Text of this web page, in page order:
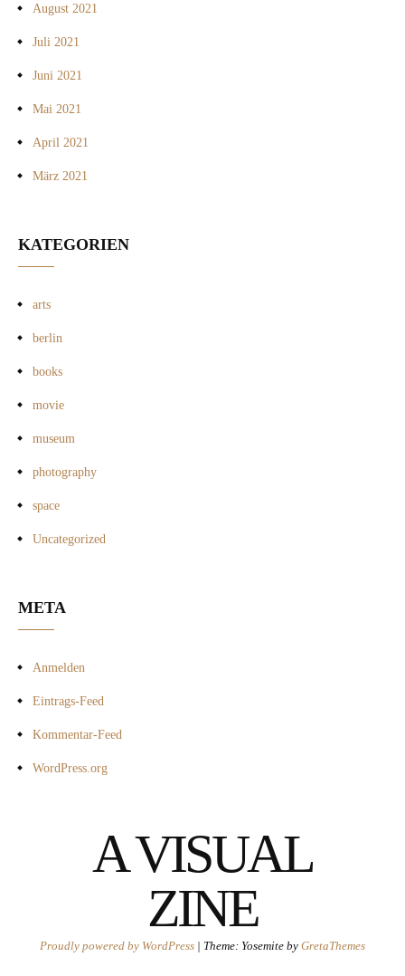
August 2021
Juli 2021
Juni 2021
Mai 2021
April 2021
März 2021
KATEGORIEN
arts
berlin
books
movie
museum
photography
space
Uncategorized
META
Anmelden
Eintrags-Feed
Kommentar-Feed
WordPress.org
A VISUAL
ZINE
Proudly powered by WordPress | Theme: Yosemite by GretaThemes